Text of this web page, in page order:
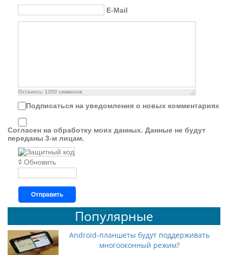
E-Mail
Осталось: 1200 символов
Подписаться на уведомления о новых комментариях
Согласен на обработку моих данных. Данные не будут
переданы 3-м лицам.
Обновить
Отправить
Популярные
Android-планшеты будут поддерживать
многооконный режим?